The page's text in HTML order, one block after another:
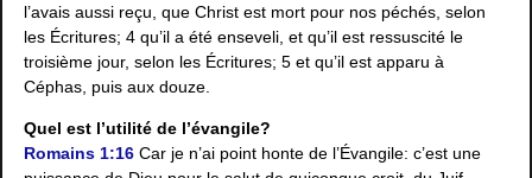
l’avais aussi reçu, que Christ est mort pour nos péchés, selon
les Écritures; 4 qu’il a été enseveli, et qu’il est ressuscité le
troisième jour, selon les Écritures; 5 et qu’il est apparu à
Céphas, puis aux douze.
Quel est l’utilité de l’évangile?
Romains 1:16 Car je n’ai point honte de l’Évangile: c’est une